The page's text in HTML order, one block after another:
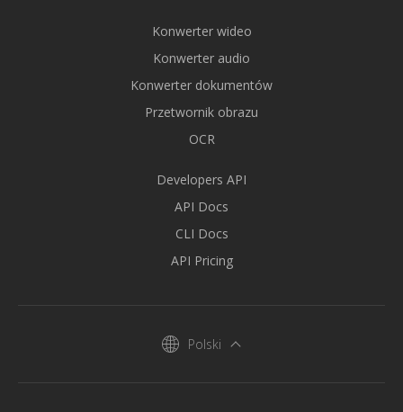
Konwerter wideo
Konwerter audio
Konwerter dokumentów
Przetwornik obrazu
OCR
Developers API
API Docs
CLI Docs
API Pricing
Polski